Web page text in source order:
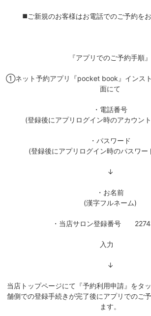
◼️ご新規のお客様はお電話でのご予約を
『アプリでのご予約手順』
①ネット予約アプリ『pocket book』インス
面にて
・電話番号
(登録後にアプリログイン時のアカウン
・パスワード
(登録後にアプリログイン時のパスワー
↓
・お名前
(漢字フルネーム)
・当店サロン登録番号
入力
↓
当店トップページにて『予約利用申請』をタ
舗側での登録手続きが完了後にアプリでのご
ます。